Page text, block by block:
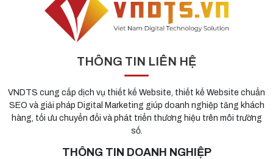
THÔNG TIN LIÊN HỆ
VNDTS cung cấp dịch vụ thiết kế Website, thiết kế Website chuẩn
SEO và giải pháp Digital Marketing giúp doanh nghiệp tăng khách
hàng, tối ưu chuyển đổi và phát triển thương hiệu trên môi trường
số.
THÔNG TIN DOANH NGHIỆP